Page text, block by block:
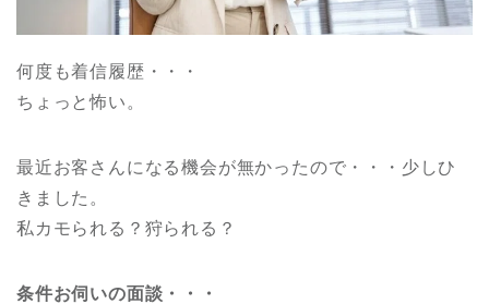
何度も着信履歴・・・
ちょっと怖い。
最近お客さんになる機会が無かったので・・・少しひ
きました。
私カモられる？狩られる？
条件お伺いの面談・・・